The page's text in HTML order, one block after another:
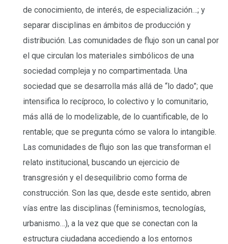
de conocimiento, de interés, de especialización…; y
separar disciplinas en ámbitos de producción y
distribución. Las comunidades de flujo son un canal por
el que circulan los materiales simbólicos de una
sociedad compleja y no compartimentada. Una
sociedad que se desarrolla más allá de “lo dado”; que
intensifica lo recíproco, lo colectivo y lo comunitario,
más allá de lo modelizable, de lo cuantificable, de lo
rentable; que se pregunta cómo se valora lo intangible.
Las comunidades de flujo son las que transforman el
relato institucional, buscando un ejercicio de
transgresión y el desequilibrio como forma de
construcción. Son las que, desde este sentido, abren
vías entre las disciplinas (feminismos, tecnologías,
urbanismo…), a la vez que que se conectan con la
estructura ciudadana accediendo a los entornos